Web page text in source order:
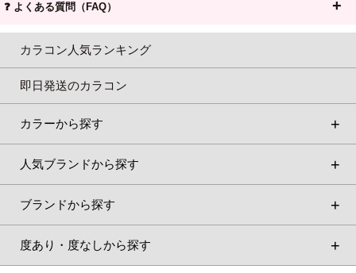
❓ よくある質問（FAQ）
カラコン人気ランキング
即日発送のカラコン
カラーから探す
人気ブランドから探す
ブランドから探す
度あり・度なしから探す